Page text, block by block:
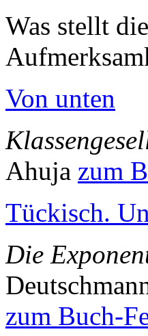
Was stellt
Von unten
Ahuja zum
Tückisch.
Die
zum Buch-